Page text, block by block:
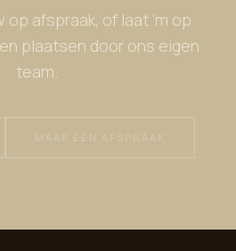
op afspraak, of laat 'm op
plaatsen door ons eigen
team.
MAAK EEN AFSPRAAK